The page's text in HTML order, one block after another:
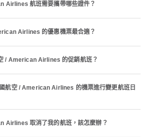
Airlines 航班需要攜帶哪些證件？
Airlines 的優惠機票最合適？
/ American Airlines 的促銷航班？
航空 / American Airlines 的機票進行變更航班日
Airlines 取消了我的航班，該怎麼辦？